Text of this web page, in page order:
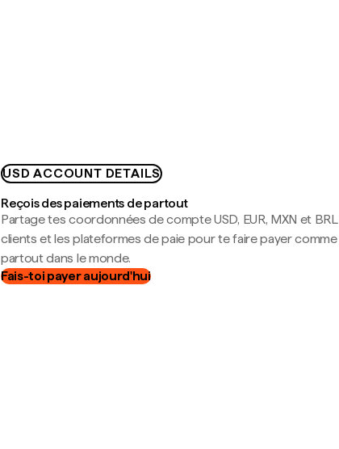
USD ACCOUNT DETAILS
Reçois des paiements de partout
Partage tes coordonnées de compte USD, EUR, MXN et
clients et les plateformes de paie pour te faire payer comme
partout dans le monde.
Fais-toi payer aujourd'hui